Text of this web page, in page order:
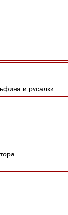
и русалки